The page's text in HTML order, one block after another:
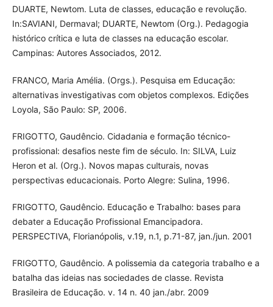
DUARTE, Newtom. Luta de classes, educação e revolução.
In:SAVIANI, Dermaval; DUARTE, Newtom (Org.). Pedagogia
histórico crítica e luta de classes na educação escolar.
Campinas: Autores Associados, 2012.
FRANCO, Maria Amélia. (Orgs.). Pesquisa em Educação:
alternativas investigativas com objetos complexos. Edições
Loyola, São Paulo: SP, 2006.
FRIGOTTO, Gaudêncio. Cidadania e formação técnico-
profissional: desafios neste fim de século. In: SILVA, Luiz
Heron et al. (Org.). Novos mapas culturais, novas
perspectivas educacionais. Porto Alegre: Sulina, 1996.
FRIGOTTO, Gaudêncio. Educação e Trabalho: bases para
debater a Educação Profissional Emancipadora.
PERSPECTIVA, Florianópolis, v.19, n.1, p.71-87, jan./jun. 2001
FRIGOTTO, Gaudêncio. A polissemia da categoria trabalho e a
batalha das ideias nas sociedades de classe. Revista
Brasileira de Educação. v. 14 n. 40 jan./abr. 2009